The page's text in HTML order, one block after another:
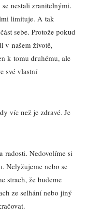
nestali zranitelnými.
limituje. A tak
sebe. Protože pokud
v našem životě,
k tomu druhému, ale
své vlastní
víc než je zdravé. Je
radosti. Nedovolíme si
Nelyžujeme nebo se
strach, že budeme
ze selhání nebo jiný